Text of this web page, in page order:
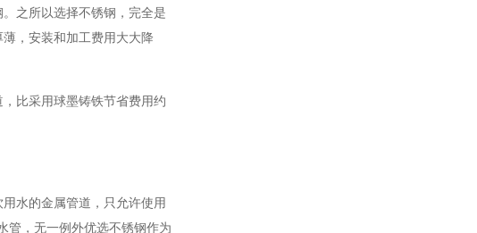
之所以选择不锈钢，完全是
，安装和加工费用大大降
比采用球墨铸铁节省费用约
水的金属管道，只允许使用
管，无一例外优选不锈钢作为